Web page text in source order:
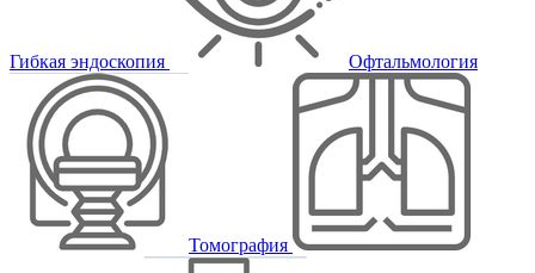
Гибкая эндоскопия Офтальмология
Томография